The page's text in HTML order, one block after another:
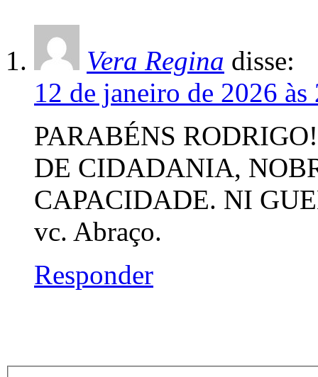
Vera Regina disse:
12 de janeiro de 2026 às
PARABÉNS
DE CIDADANIA,
CAPACIDADE. NI
vc. Abraço.
Responder